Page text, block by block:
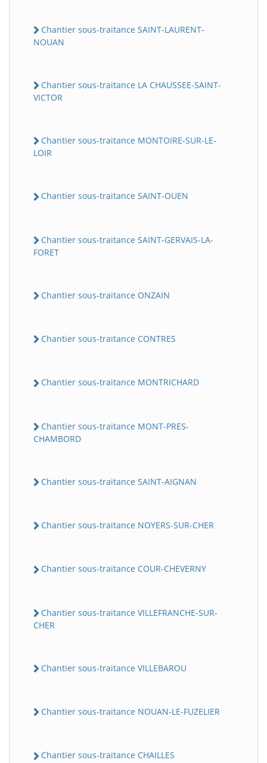
Chantier sous-traitance SAINT-LAURENT-
NOUAN
Chantier sous-traitance LA CHAUSSEE-SAINT-
VICTOR
Chantier sous-traitance MONTOIRE-SUR-LE-
LOIR
Chantier sous-traitance SAINT-OUEN
Chantier sous-traitance SAINT-GERVAIS-LA-
FORET
Chantier sous-traitance ONZAIN
Chantier sous-traitance CONTRES
Chantier sous-traitance MONTRICHARD
Chantier sous-traitance MONT-PRES-
CHAMBORD
Chantier sous-traitance SAINT-AIGNAN
Chantier sous-traitance NOYERS-SUR-CHER
Chantier sous-traitance COUR-CHEVERNY
Chantier sous-traitance VILLEFRANCHE-SUR-
CHER
Chantier sous-traitance VILLEBAROU
Chantier sous-traitance NOUAN-LE-FUZELIER
Chantier sous-traitance CHAILLES